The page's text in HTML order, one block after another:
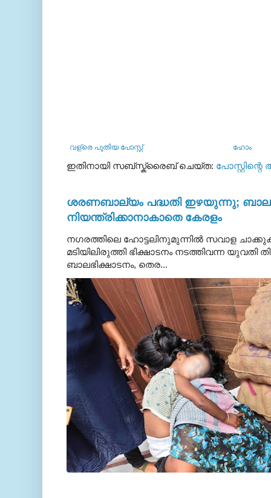
വള്രെ പുതിയ പോസ്റ്റ് ഹോം
ഇതിനായി സബ്‌സ്ക്രൈബ് ചെയ്ത:
ശരണബാല്യം പദ്ധതി ഇഴയുന്നു;
നിയന്ത്രിക്കാനാകാതെ കേരളം
നഗരത്തിലെ ഹോട്ടലിനുമുന്നിൽ സവാള
മടിയിലിരുത്തി ഭിക്ഷാടനം നടത്തിവന്ന
ബാലഭിക്ഷാടനം, തെര...